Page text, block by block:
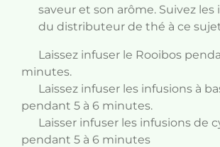
saveur et son arôme. Suivez
du distributeur de thé à ce
Laissez infuser le Rooibos
minutes.
Laissez infuser les infusions à
pendant 5 à 6 minutes.
Laisser infuser les infusions de
pendant 5 à 6 minutes